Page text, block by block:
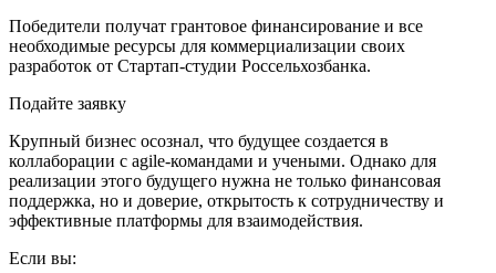
Победители получат грантовое финансирование и все
необходимые ресурсы для коммерциализации своих
разработок от Стартап-студии Россельхозбанка.
Подайте заявку
Крупный бизнес осознал, что будущее создается в
коллаборации с agile-командами и учеными. Однако для
реализации этого будущего нужна не только финансовая
поддержка, но и доверие, открытость к сотрудничеству и
эффективные платформы для взаимодействия.
Если вы: